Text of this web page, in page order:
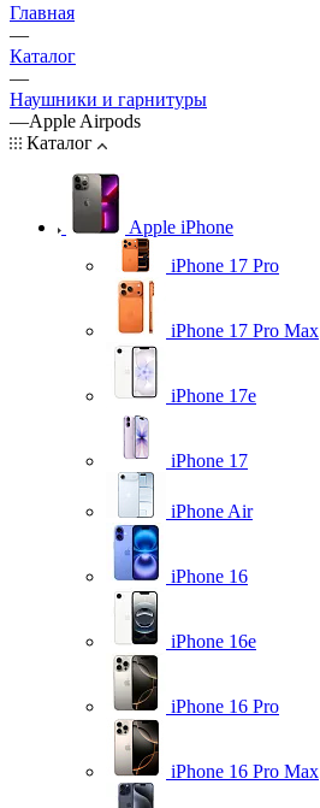
Главная
—
Каталог
—
Наушники и гарнитуры
—Apple Airpods
Каталог
Apple iPhone
iPhone 17 Pro
iPhone 17 Pro Max
iPhone 17e
iPhone 17
iPhone Air
iPhone 16
iPhone 16e
iPhone 16 Pro
iPhone 16 Pro Max